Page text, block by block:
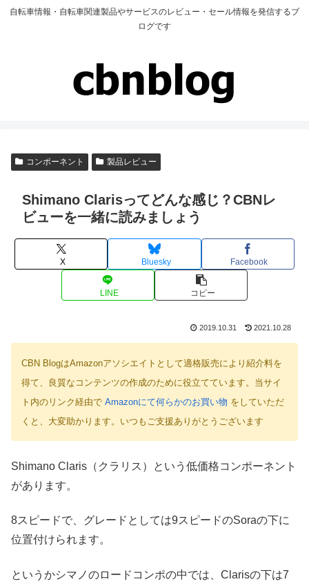
自転車情報・自転車関連製品やサービスのレビュー・セール情報を発信するブ
ログです
コンポーネント 製品レビュー
Shimano Clarisってどんな感じ？CBNレ
ビューを一緒に読みましょう
X Bluesky Facebook
LINE コピー
2019.10.31 2021.10.28
CBN BlogはAmazonアソシエイトとして適格販売により紹介料を
得て、良質なコンテンツの作成のために役立てています。当サイ
ト内のリンク経由で Amazonにて何らかのお買い物 をしていただ
くと、大変助かります。いつもご支援ありがとうございます
Shimano Claris（クラリス）という低価格コンポーネント
があります。
8スピードで、グレードとしては9スピードのSoraの下に
位置付けられます。
というかシマノのロードコンポの中では、Clarisの下は7